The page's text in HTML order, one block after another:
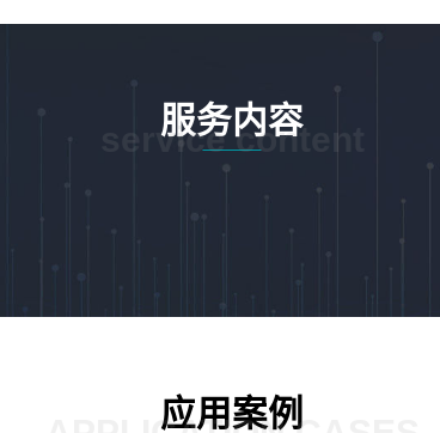
服务内容
service content
应用案例